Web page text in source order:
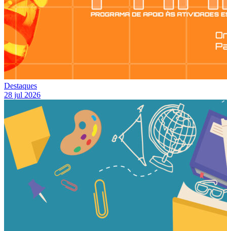
Destaques
28 jul 2026